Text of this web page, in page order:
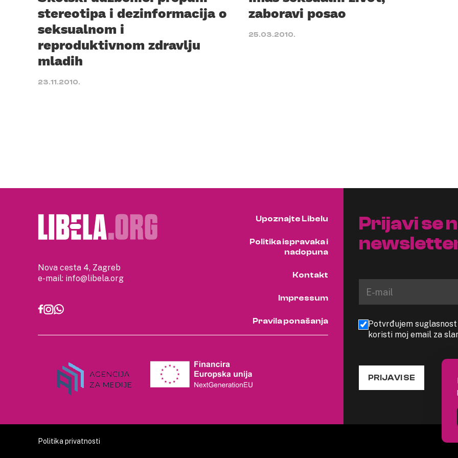
stereotipa i dezinformacija o
seksualnom i
reproduktivnom zdravlju
mladih
23.11.2010.
zaboravi posao
25.03.2010.
Nova cesta 4, Zagreb
e-mail: info@libela.org
Upoznajte Libelu
Politika ispravaka i
nadopuna
Kontakt
Impressum
Pravila ponašanja
Prijavi se
Potvrđujem
koristi moj email za
PRIJAVI SE
Politika privatnosti